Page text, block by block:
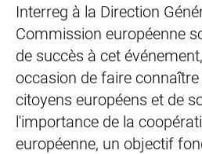
Interreg à la Direction
Commission européenne
de succès à cet
occasion de faire
citoyens européens et de
l'importance de la
européenne, un objectif